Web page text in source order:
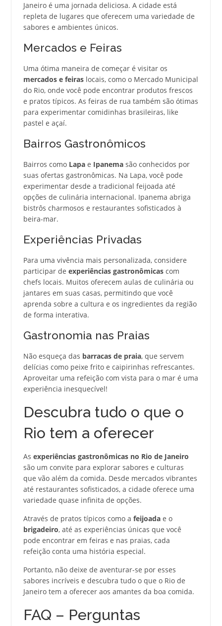
Janeiro é uma jornada deliciosa. A cidade está
repleta de lugares que oferecem uma variedade de
sabores e ambientes únicos.
Mercados e Feiras
Uma ótima maneira de começar é visitar os
mercados e feiraslocais, como o Mercado Municipal
do Rio, onde você pode encontrar produtos frescos
e pratos típicos. As feiras de rua também são ótimas
para experimentar comidinhas brasileiras, like
pastel e açaí.
Bairros Gastronômicos
Bairros como Lapae Ipanemasão conhecidos por
suas ofertas gastronômicas. Na Lapa, você pode
experimentar desde a tradicional feijoada até
opções de culinária internacional. Ipanema abriga
bistrôs charmosos e restaurantes sofisticados à
beira-mar.
Experiências Privadas
Para uma vivência mais personalizada, considere
participar de experiências gastronômicascom
chefs locais. Muitos oferecem aulas de culinária ou
jantares em suas casas, permitindo que você
aprenda sobre a cultura e os ingredientes da região
de forma interativa.
Gastronomia nas Praias
Não esqueça das barracas de praia, que servem
delícias como peixe frito e caipirinhas refrescantes.
Aproveitar uma refeição com vista para o mar é uma
experiência inesquecível!
Descubra tudo o que o
Rio tem a oferecer
As experiências gastronômicas no Rio de Janeiro
são um convite para explorar sabores e culturas
que vão além da comida. Desde mercados vibrantes
até restaurantes sofisticados, a cidade oferece uma
variedade quase infinita de opções.
Através de pratos típicos como a feijoadae o
brigadeiro, até as experiências únicas que você
pode encontrar em feiras e nas praias, cada
refeição conta uma história especial.
Portanto, não deixe de aventurar-se por esses
sabores incríveis e descubra tudo o que o Rio de
Janeiro tem a oferecer aos amantes da boa comida.
FAQ – Perguntas